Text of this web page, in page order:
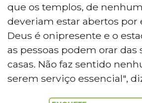
que os templos, de
deveriam estar abertos por
Deus é onipresente e o
as pessoas podem orar das
casas. Não faz sentido
serem serviço essencial",